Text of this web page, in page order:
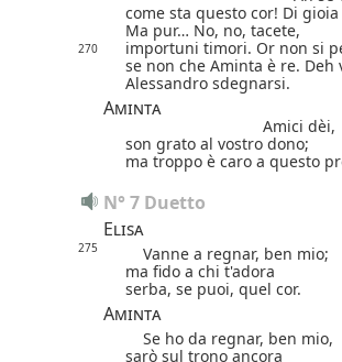
come sta questo cor! Di
Ma pur… No, no, tacete,
270
importuni timori. Or non si
se non che Aminta è re. Deh
Alessandro sdegnarsi.
Aminta
Amici dèi,
son grato al vostro dono;
ma troppo è caro a questo
N° 7 Duetto
Elisa
275
Vanne a regnar, ben mio;
ma fido a chi t'adora
serba, se puoi, quel cor.
Aminta
Se ho da regnar, ben mio,
sarò sul trono ancora